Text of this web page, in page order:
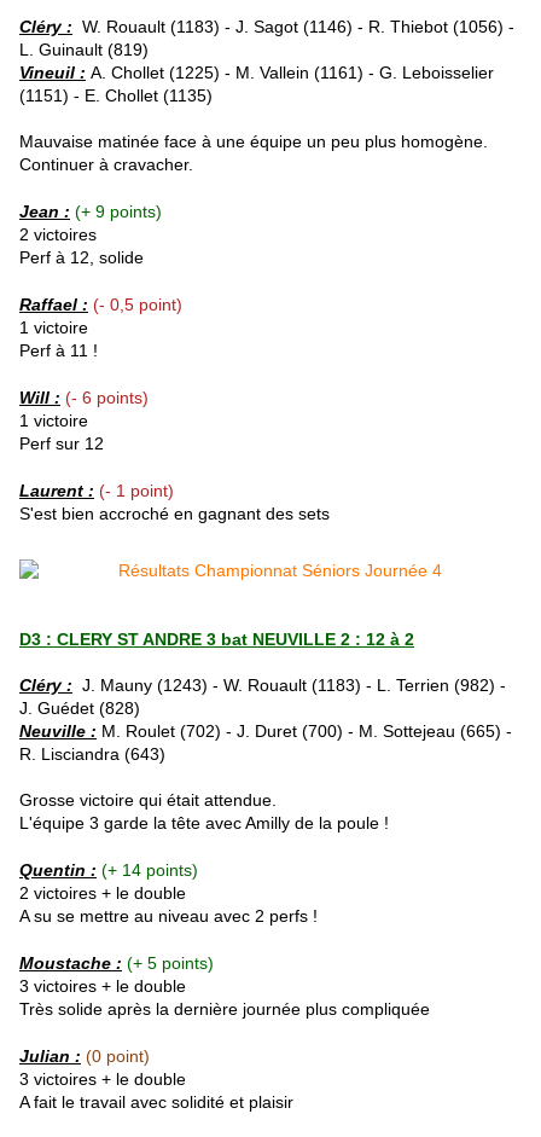
Cléry : W. Rouault (1183) - J. Sagot (1146) - R. Thiebot (1056) -
L. Guinault (819)
Vineuil : A. Chollet (1225) - M. Vallein (1161) - G. Leboisselier
(1151) - E. Chollet (1135)
Mauvaise matinée face à une équipe un peu plus homogène.
Continuer à cravacher.
Jean : (+ 9 points)
2 victoires
Perf à 12, solide
Raffael : (- 0,5 point)
1 victoire
Perf à 11 !
Will : (- 6 points)
1 victoire
Perf sur 12
Laurent : (- 1 point)
S'est bien accroché en gagnant des sets
D3 : CLERY ST ANDRE 3 bat NEUVILLE 2 : 12 à 2
Cléry : J. Mauny (1243) - W. Rouault (1183) - L. Terrien (982) -
J. Guédet (828)
Neuville : M. Roulet (702) - J. Duret (700) - M. Sottejeau (665) -
R. Lisciandra (643)
Grosse victoire qui était attendue.
L'équipe 3 garde la tête avec Amilly de la poule !
Quentin : (+ 14 points)
2 victoires + le double
A su se mettre au niveau avec 2 perfs !
Moustache : (+ 5 points)
3 victoires + le double
Très solide après la dernière journée plus compliquée
Julian : (0 point)
3 victoires + le double
A fait le travail avec solidité et plaisir